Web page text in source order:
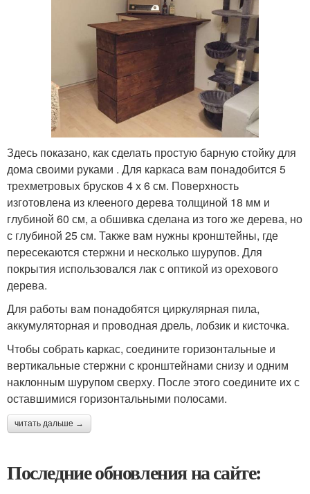
Здесь показано, как сделать простую барную стойку для
дома своими руками . Для каркаса вам понадобится 5
трехметровых брусков 4 х 6 см. Поверхность
изготовлена из клееного дерева толщиной 18 мм и
глубиной 60 см, а обшивка сделана из того же дерева, но
с глубиной 25 см. Также вам нужны кронштейны, где
пересекаются стержни и несколько шурупов. Для
покрытия использовался лак с оптикой из орехового
дерева.
Для работы вам понадобятся циркулярная пила,
аккумуляторная и проводная дрель, лобзик и кисточка.
Чтобы собрать каркас, соедините горизонтальные и
вертикальные стержни с кронштейнами снизу и одним
наклонным шурупом сверху. После этого соедините их с
оставшимися горизонтальными полосами.
читать дальше →
Последние обновления на сайте: